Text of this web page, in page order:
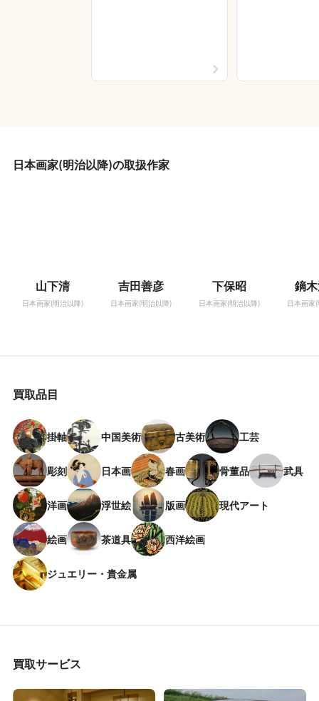
日本画家(明治以降)の取扱作家
山下清
日本画家(明治以降)
吉田善彦
日本画家(明治以降)
下保昭
日本画家(明治以降)
鏑
日本画家
買取品目
掛軸 中国美術 古美術 工芸
彫刻 日本画 春画 骨董品 武具
洋画 浮世絵 版画 現代アート
絵画 茶道具 西洋絵画
ジュエリー・貴金属
買取サービス